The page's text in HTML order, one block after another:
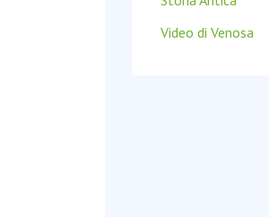
Video di Venosa